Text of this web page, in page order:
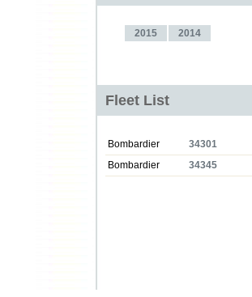
2015 2014
Fleet List
Bombardier
34301
Bombardier
34345